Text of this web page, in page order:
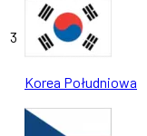
3
Korea Południowa